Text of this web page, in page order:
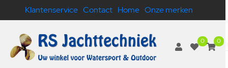
Klantenservice Contact Home Onze merken
0 0